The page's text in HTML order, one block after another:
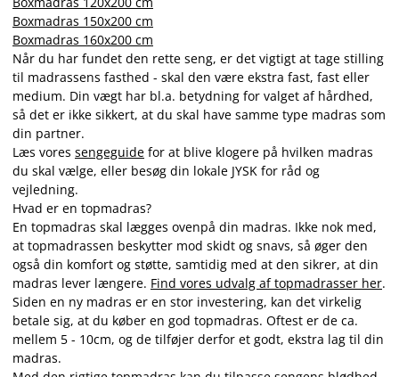
Boxmadras 150x200 cm
Boxmadras 160x200 cm
Når du har fundet den rette seng, er det vigtigt at tage stilling
til madrassens fasthed - skal den være ekstra fast, fast eller
medium. Din vægt har bl.a. betydning for valget af hårdhed,
så det er ikke sikkert, at du skal have samme type madras som
din partner.
Læs vores sengeguide for at blive klogere på hvilken madras
du skal vælge, eller besøg din lokale JYSK for råd og
vejledning.
Hvad er en topmadras?
En topmadras skal lægges ovenpå din madras. Ikke nok med,
at topmadrassen beskytter mod skidt og snavs, så øger den
også din komfort og støtte, samtidig med at den sikrer, at din
madras lever længere. Find vores udvalg af topmadrasser her.
Siden en ny madras er en stor investering, kan det virkelig
betale sig, at du køber en god topmadras. Oftest er de ca.
mellem 5 - 10cm, og de tilføjer derfor et godt, ekstra lag til din
madras.